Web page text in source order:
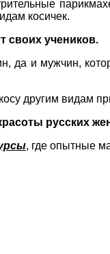
косичек.
своих учеников.
да и мужчин,
другим видам
русских
, где опытные